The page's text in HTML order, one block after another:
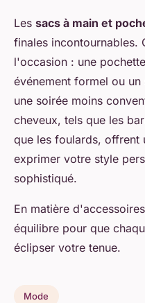
Les sacs à main et
finales incontournables.
l'occasion : une
événement formel ou
une soirée moins
cheveux, tels que les
que les foulards, offrent
exprimer votre style
sophistiqué.
En matière
équilibre pour que
éclipser votre tenue.
Mode